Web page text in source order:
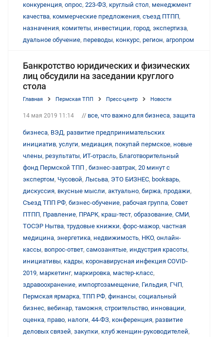
конкуренция, опрос, 223-ФЗ, круглый стол, менеджмент
качества, коммерческие предложения, съезд ПТПП,
назначения, комитеты, инвестиции, город, экспертиза,
дуальное обучение, переводы, конкурс, регион, агропром
Банкротство юридических и физических
лиц обсудили на заседании круглого
стола
Главная Пермская ТПП Пресс-центр Новости
14 мая 2019 11:14 // все, что важно для бизнеса, защита
бизнеса, ВЭД, развитие предпринимательских
инициатив, услуги, медиация, покупай пермское, новые
члены, результаты, ИТ-отрасль, Благотворительный
фонд Пермской ТПП , бизнес-завтрак, 20 минут с
экспертом, Чусовой, Лысьва, ЭТО БИЗНЕС, bookварь,
дискуссия, вкусные мысли, актуально, биржа, продажи,
Съезд ТПП РФ, бизнес-обучение, рабочая группа, Совет
ПТПП, Правление, ПРАРК, краш-тест, образование, СМИ,
ТОСЭР Нытва, трудовые книжки, форс-мажор, частная
медицина, энергетика, недвижимость, НКО, онлайн-
кассы, вопрос-ответ, самозанятые, индустрия красоты,
инициативы, кадры, коронавирусная инфекция COVID-
2019, маркетинг, маркировка, мастер-класс,
здравоохранение, импортозамещение, Гильдия, ГЧП,
Пермская ярмарка, ТПП РФ, финансы, социальный
бизнес, вебинар, таможня, строительство, инновации,
оценка, право, налоги, 44-ФЗ, конференция, развитие
деловых связей, закупки, клуб женщин-руководителей,